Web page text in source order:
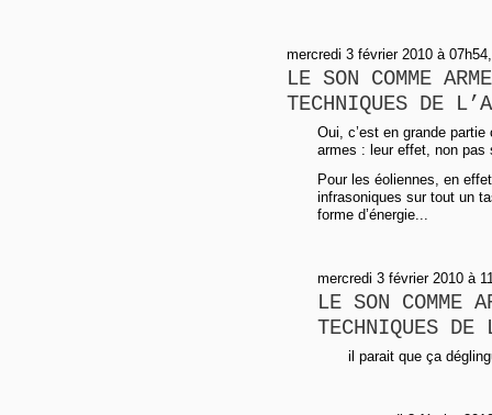
mercredi 3 février 2010 à
LE SON COMME
TECHNIQUES DE
Oui, c’est en grande
armes : leur effet, non pas
Pour les éoliennes, en
infrasoniques sur tout un
forme d’énergie...
mercredi 3 février 2010 à
LE SON
TECHNIQUES
il parait que ça